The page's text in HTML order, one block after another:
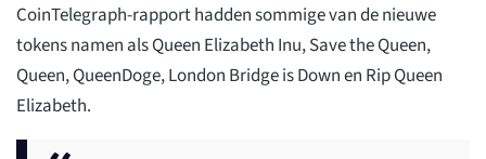
CoinTelegraph-rapport hadden sommige van de nieuwe
tokens namen als Queen Elizabeth Inu, Save the Queen,
Queen, QueenDoge, London Bridge is Down en Rip Queen
Elizabeth.